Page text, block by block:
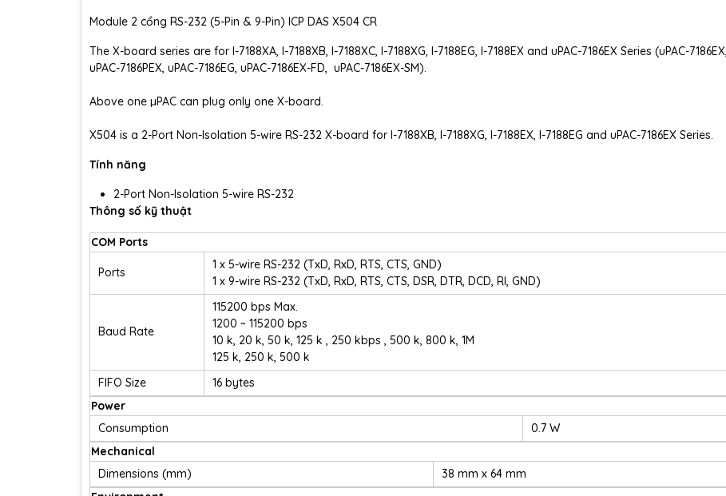
Module 2 cổng RS-232 (5-Pin & 9-Pin) ICP DAS X504 CR
The X-board series are for I-7188XA, I-7188XB, I-7188XC, I-7188XG, I-7188EG, I-7188EX and uPAC-7186EX Series (uPAC-7186EX,
uPAC-7186PEX, uPAC-7186EG, uPAC-7186EX-FD, uPAC-7186EX-SM).
Above one µPAC can plug only one X-board.
X504 is a 2-Port Non-Isolation 5-wire RS-232 X-board for I-7188XB, I-7188XG, I-7188EX, I-7188EG and uPAC-7186EX Series.
Tính năng
2-Port Non-Isolation 5-wire RS-232
Thông số kỹ thuật
COM Ports
Ports
1 x 5-wire RS-232 (TxD, RxD, RTS, CTS, GND)
1 x 9-wire RS-232 (TxD, RxD, RTS, CTS, DSR, DTR, DCD, RI, GND)
Baud Rate
115200 bps Max.
1200 ~ 115200 bps
10 k, 20 k, 50 k, 125 k , 250 kbps , 500 k, 800 k, 1M
125 k, 250 k, 500 k
FIFO Size
16 bytes
Power
Consumption
0.7 W
Mechanical
Dimensions (mm)
38 mm x 64 mm